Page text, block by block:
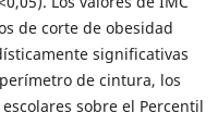
de corte de obesidad
significativas
de cintura, los
sobre el Percentil